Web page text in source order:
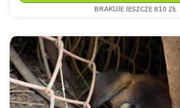
BRAKUJE JESZCZE 810 ZŁ